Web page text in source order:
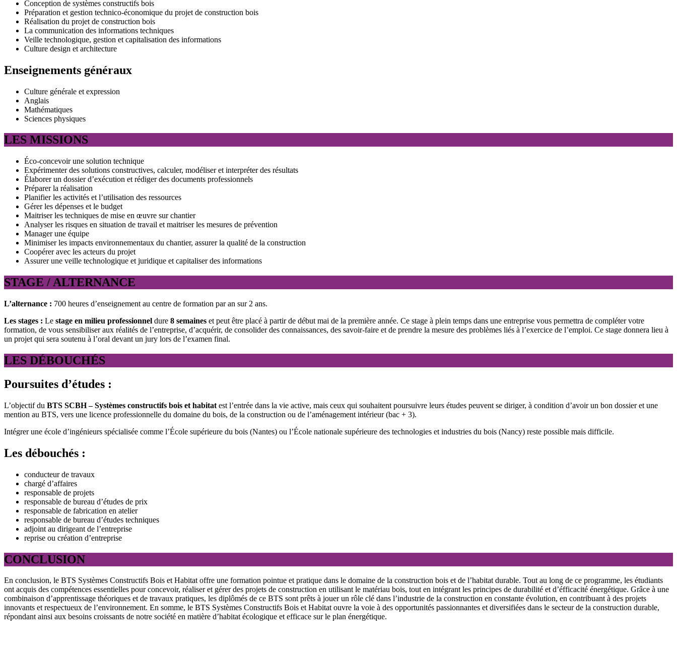
Conception de systèmes constructifs bois
Préparation et gestion technico-économique du projet de construction bois
Réalisation du projet de construction bois
La communication des informations techniques
Veille technologique, gestion et capitalisation des informations
Culture design et architecture
Enseignements généraux
Culture générale et expression
Anglais
Mathématiques
Sciences physiques
LES MISSIONS
Éco-concevoir une solution technique
Expérimenter des solutions constructives, calculer, modéliser et interpréter des résultats
Élaborer un dossier d’exécution et rédiger des documents professionnels
Préparer la réalisation
Planifier les activités et l’utilisation des ressources
Gérer les dépenses et le budget
Maitriser les techniques de mise en œuvre sur chantier
Analyser les risques en situation de travail et maitriser les mesures de prévention
Manager une équipe
Minimiser les impacts environnementaux du chantier, assurer la qualité de la construction
Coopérer avec les acteurs du projet
Assurer une veille technologique et juridique et capitaliser des informations
STAGE / ALTERNANCE
L’alternance : 700 heures d’enseignement au centre de formation par an sur 2 ans.
Les stages : Le stage en milieu professionnel dure 8 semaines et peut être placé à partir de début mai de la première année. Ce stage à plein temps dans une entreprise vous permettra de compléter votre
formation, de vous sensibiliser aux réalités de l’entreprise, d’acquérir, de consolider des connaissances, des savoir-faire et de prendre la mesure des problèmes liés à l’exercice de l’emploi. Ce stage donnera lieu à
un projet qui sera soutenu à l’oral devant un jury lors de l’examen final.
LES DÉBOUCHÉS
Poursuites d’études :
L’objectif du BTS SCBH – Systèmes constructifs bois et habitat est l’entrée dans la vie active, mais ceux qui souhaitent poursuivre leurs études peuvent se diriger, à condition d’avoir un bon dossier et une
mention au BTS, vers une licence professionnelle du domaine du bois, de la construction ou de l’aménagement intérieur (bac + 3).
Intégrer une école d’ingénieurs spécialisée comme l’École supérieure du bois (Nantes) ou l’École nationale supérieure des technologies et industries du bois (Nancy) reste possible mais difficile.
Les débouchés :
conducteur de travaux
chargé d’affaires
responsable de projets
responsable de bureau d’études de prix
responsable de fabrication en atelier
responsable de bureau d’études techniques
adjoint au dirigeant de l’entreprise
reprise ou création d’entreprise
CONCLUSION
En conclusion, le BTS Systèmes Constructifs Bois et Habitat offre une formation pointue et pratique dans le domaine de la construction bois et de l’habitat durable. Tout au long de ce programme, les étudiants
ont acquis des compétences essentielles pour concevoir, réaliser et gérer des projets de construction en utilisant le matériau bois, tout en intégrant les principes de durabilité et d’éfficacité énergétique. Grâce à une
combinaison d’apprentissage théoriques et de travaux pratiques, les diplômés de ce BTS sont prêts à jouer un rôle clé dans l’industrie de la construction en constante évolution, en contribuant à des projets
innovants et respectueux de l’environnement. En somme, le BTS Systèmes Constructifs Bois et Habitat ouvre la voie à des opportunités passionnantes et diversifiées dans le secteur de la construction durable,
répondant ainsi aux besoins croissants de notre société en matière d’habitat écologique et efficace sur le plan énergétique.